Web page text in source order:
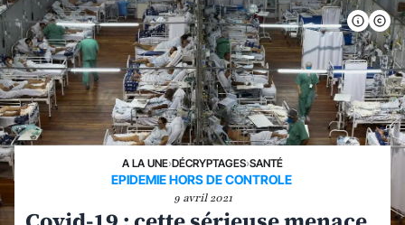
A LA UNE›DÉCRYPTAGES›SANTÉ
EPIDEMIE HORS DE CONTROLE
9 avril 2021